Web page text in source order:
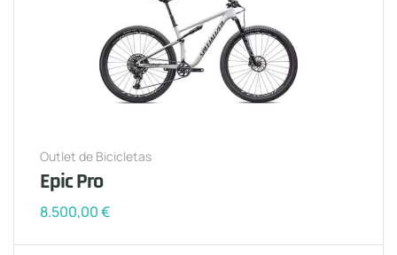
Outlet de Bicicletas
Epic Pro
8.500,00€